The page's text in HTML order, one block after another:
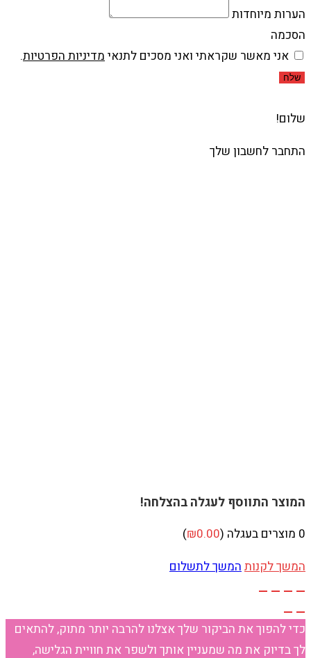
הערות מיוחדות
הסכמה
אני מאשר שקראתי ואני מסכים לתנאימדיניות הפרטיות.
שלח
שלום!
התחבר לחשבון שלך
המוצר התווסף לעגלה בהצלחה!
0 מוצרים בעגלה ( ₪0.00
)
המשך לקנותהמשך לתשלום
כדי להפוך את הביקור שלך אצלנו להרבה יותר מתוק, להתאים
לך בדיוק את מה שמעניין אותך ולשפר את חוויית הגלישה,